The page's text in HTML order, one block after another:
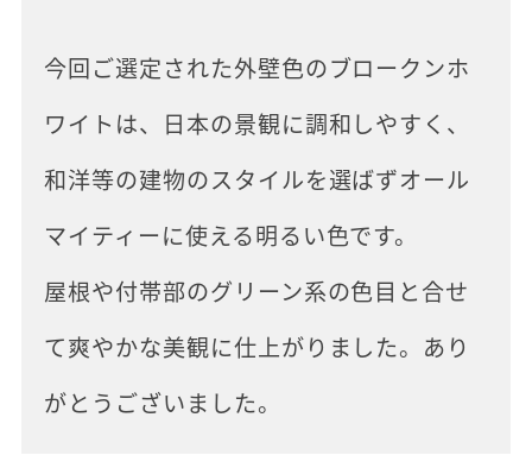
今回ご選定された外壁色のブロークンホ
ワイトは、日本の景観に調和しやすく、
和洋等の建物のスタイルを選ばずオール
マイティーに使える明るい色です。
屋根や付帯部のグリーン系の色目と合せ
て爽やかな美観に仕上がりました。あり
がとうございました。